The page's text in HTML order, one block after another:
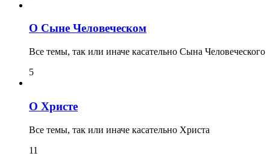
О Сыне Человеческом
Все темы, так или иначе касательно Сына Человеческого
5
О Христе
Все темы, так или иначе касательно Христа
11